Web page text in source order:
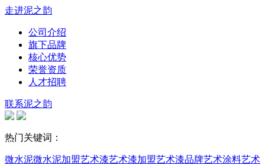
走进泥之韵
公司介绍
旗下品牌
核心优势
荣誉资质
人才招聘
联系泥之韵
热门关键词：
微水泥微水泥加盟艺术漆艺术漆加盟艺术漆品牌艺术涂料艺术